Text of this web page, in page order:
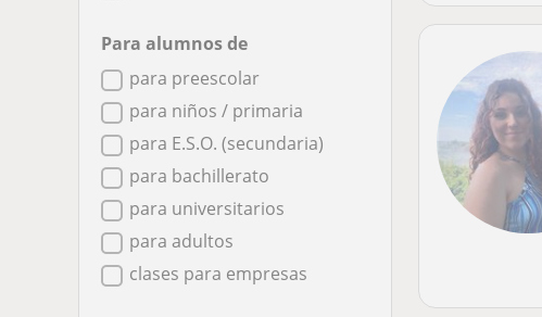
Para alumnos de
para preescolar
para niños / primaria
para E.S.O. (secundaria)
para bachillerato
para universitarios
para adultos
clases para empresas